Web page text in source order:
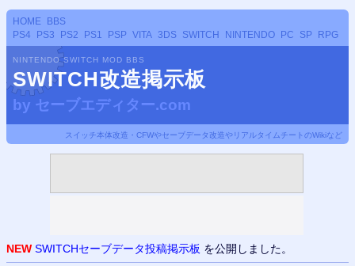
HOME
BBS
PS4
PS3 PS2 PS1 PSP VITA 3DS SWITCH NINTENDO PC SP RPG
NINTENDO SWITCH MOD BBS
SWITCH改造掲示板
by セーブエディター.com
スイッチ本体改造・CFWやセーブデータ改造やリアルタイムチートのWikiなど
NEW SWITCHセーブデータ投稿掲示板 を公開しました。